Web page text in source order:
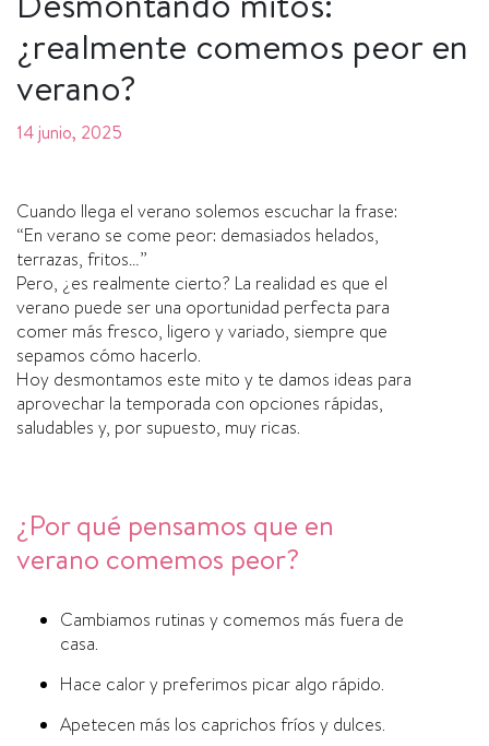
¿realmente comemos peor en
verano?
14 junio, 2025
Cuando llega el verano solemos escuchar la frase:
“En verano se come peor: demasiados helados,
terrazas, fritos…”
Pero, ¿es realmente cierto? La realidad es que el
verano puede ser una oportunidad perfecta para
comer más fresco, ligero y variado, siempre que
sepamos cómo hacerlo.
Hoy desmontamos este mito y te damos ideas para
aprovechar la temporada con opciones rápidas,
saludables y, por supuesto, muy ricas.
¿Por qué pensamos que en
verano comemos peor?
Cambiamos rutinas y comemos más fuera de
casa.
Hace calor y preferimos picar algo rápido.
Apetecen más los caprichos fríos y dulces.